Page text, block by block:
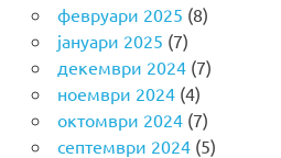
февруари 2025 (8)
јануари 2025 (7)
декември 2024(7)
ноември 2024(4)
октомври 2024(7)
септември 2024(5)